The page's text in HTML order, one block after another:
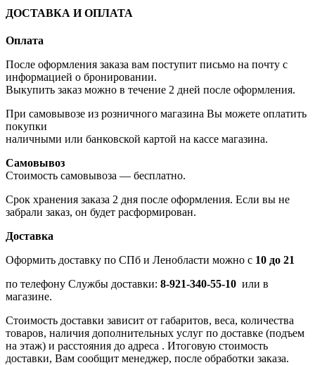
ДОСТАВКА И ОПЛАТА
Оплата
После оформления заказа вам поступит письмо на почту с
информацией о бронировании.
Выкупить заказ можно в течение 2 дней после оформления.
При самовывозе из розничного магазина Вы можете оплатить
покупки
наличными или банковской картой на кассе магазина.
Самовывоз
Стоимость самовывоза — бесплатно.
Срок хранения заказа 2 дня после оформления. Если вы не
забрали заказ, он будет расформирован.
Доставка
Оформить доставку по СПб и Ленобласти можно с 10 до 21
по телефону Службы доставки: 8-921-340-55-10 или в
магазине.
Стоимость доставки зависит от габаритов, веса, количества
товаров, наличия дополнительных услуг по доставке (подъем
на этаж) и расстояния до адреса . Итоговую стоимость
доставки, Вам сообщит менеджер, после обработки заказа.